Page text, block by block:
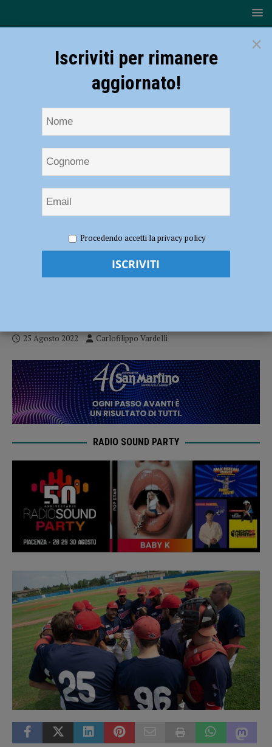
Serie B – Al via i playoff: Piacenza affronta la capolista Reggio Emilia
Baseball, Serie B – Al via i playoff:
25 Agosto 2022 Carlofilippo Vardelli
RADIO SOUND PARTY
×
Iscriviti per rimanere
aggiornato!
Procedendo accetti la privacy policy